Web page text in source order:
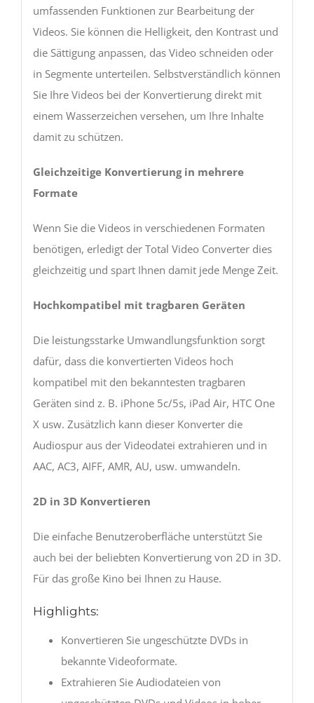
umfassenden Funktionen zur Bearbeitung der
Videos. Sie können die Helligkeit, den Kontrast und
die Sättigung anpassen, das Video schneiden oder
in Segmente unterteilen. Selbstverständlich können
Sie Ihre Videos bei der Konvertierung direkt mit
einem Wasserzeichen versehen, um Ihre Inhalte
damit zu schützen.
Gleichzeitige Konvertierung in mehrere
Formate
Wenn Sie die Videos in verschiedenen Formaten
benötigen, erledigt der Total Video Converter dies
gleichzeitig und spart Ihnen damit jede Menge Zeit.
Hochkompatibel mit tragbaren Geräten
Die leistungsstarke Umwandlungsfunktion sorgt
dafür, dass die konvertierten Videos hoch
kompatibel mit den bekanntesten tragbaren
Geräten sind z. B. iPhone 5c/5s, iPad Air, HTC One
X usw. Zusätzlich kann dieser Konverter die
Audiospur aus der Videodatei extrahieren und in
AAC, AC3, AIFF, AMR, AU, usw. umwandeln.
2D in 3D Konvertieren
Die einfache Benutzeroberfläche unterstützt Sie
auch bei der beliebten Konvertierung von 2D in 3D.
Für das große Kino bei Ihnen zu Hause.
Highlights:
Konvertieren Sie ungeschützte DVDs in
bekannte Videoformate.
Extrahieren Sie Audiodateien von